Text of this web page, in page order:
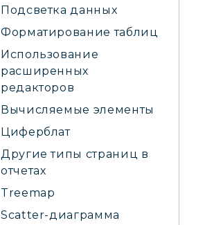
Подсветка данных
Форматирование таблиц
Использование
расширенных
редакторов
Вычисляемые элементы
Циферблат
Другие типы страниц в
отчетах
Treemap
Scatter-диаграмма